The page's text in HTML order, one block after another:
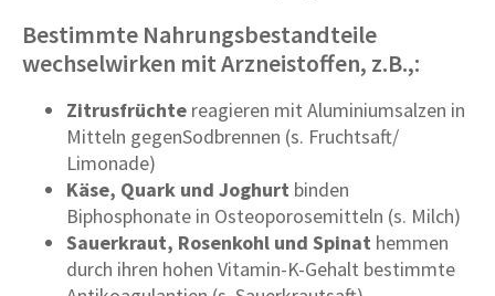
Bestimmte Nahrungsbestandteile
wechselwirken mit Arzneistoffen, z.B.,:
Zitrusfrüchte reagieren mit Aluminiumsalzen in
Mitteln gegenSodbrennen (s. Fruchtsaft/
Limonade)
Käse, Quark und Joghurt binden
Biphosphonate in Osteoporosemitteln (s. Milch)
Sauerkraut, Rosenkohl und Spinat hemmen
durch ihren hohen Vitamin-K-Gehalt bestimmte